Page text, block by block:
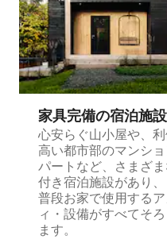
家具完備の宿⁠泊⁠施⁠設
心安らぐ山小屋や、
高い都市部のマンシ
パートなど、さまざ
付き宿泊施設があり
普段お家で使用する
ィ・設備がすべてそ
ます。